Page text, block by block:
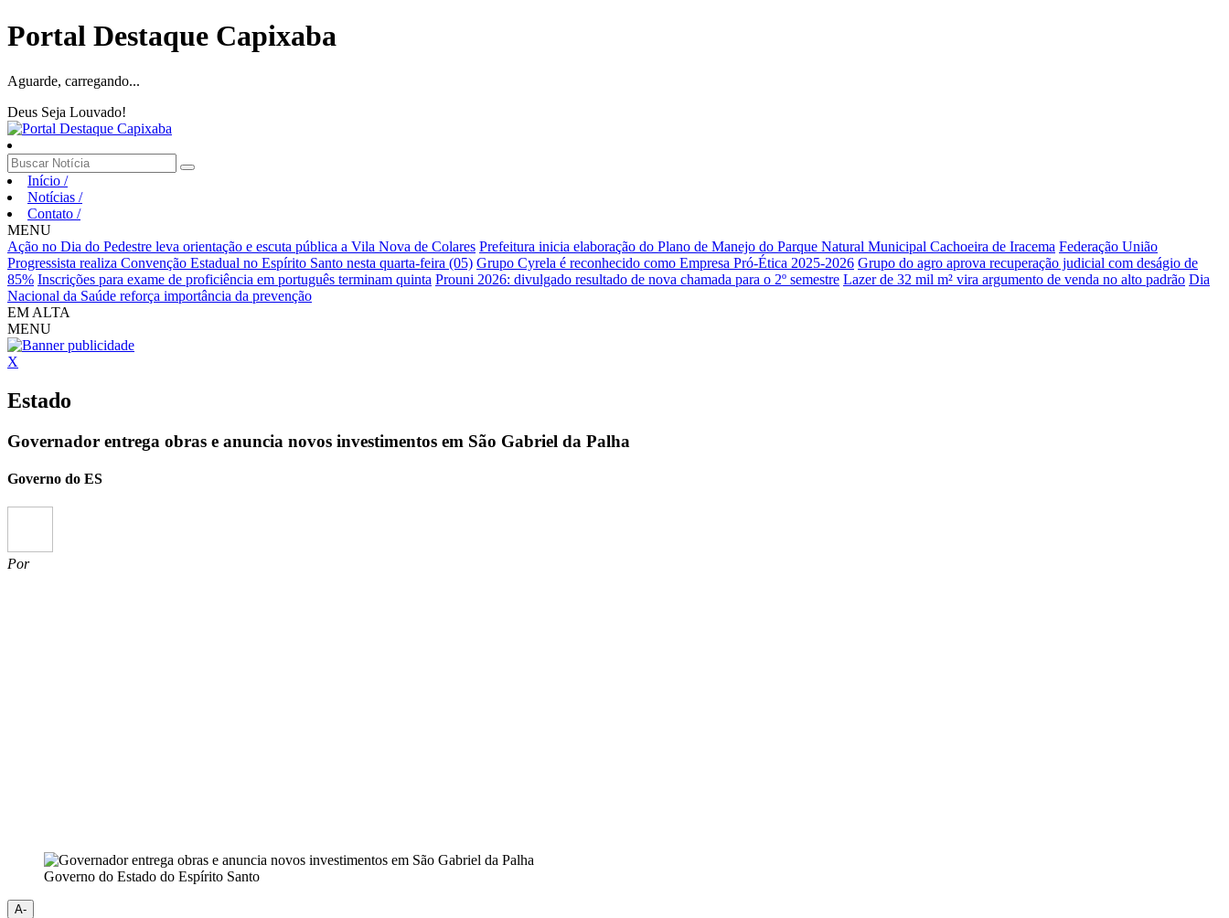
Portal Destaque Capixaba
Aguarde, carregando...
Deus Seja Louvado!
Início /
Notícias /
Contato /
MENU
Ação no Dia do Pedestre leva orientação e escuta pública a Vila Nova de Colares Prefeitura inicia elaboração do Plano de Manejo do Parque Natural Municipal Cachoeira de Iracema Federação União
Progressista realiza Convenção Estadual no Espírito Santo nesta quarta-feira (05) Grupo Cyrela é reconhecido como Empresa Pró-Ética 2025-2026 Grupo do agro aprova recuperação judicial com deságio de
85% Inscrições para exame de proficiência em português terminam quinta Prouni 2026: divulgado resultado de nova chamada para o 2º semestre Lazer de 32 mil m² vira argumento de venda no alto padrão Dia
Nacional da Saúde reforça importância da prevenção
EM ALTA
MENU
X
Estado
Governador entrega obras e anuncia novos investimentos em São Gabriel da Palha
Governo do ES
Por
Governo do Estado do Espírito Santo
A-